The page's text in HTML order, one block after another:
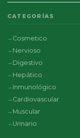
CATEGORÍAS
Cosmetico
Nervioso
Digestivo
Hepático
Inmunológico
Cardiovascular
Muscular
Urinario